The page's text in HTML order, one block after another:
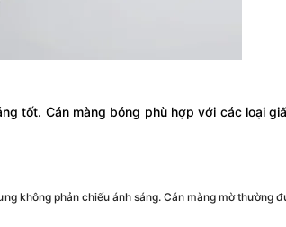
tốt. Cán màng bóng phù hợp với các loại
không phản chiếu ánh sáng. Cán màng mờ thường